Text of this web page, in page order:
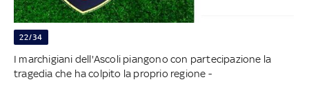
22/34
I marchigiani dell'Ascoli piangono con partecipazione la
tragedia che ha colpito la proprio regione -